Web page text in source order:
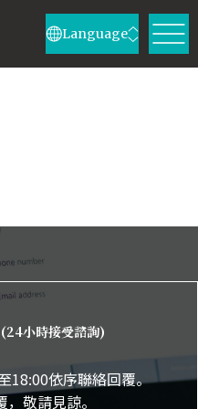
Language
(24小時接受諮詢)
18:00依序聯絡回覆。
敬請見諒。